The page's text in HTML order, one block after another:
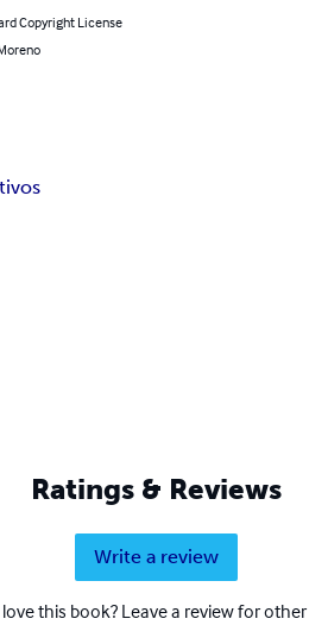
Copyright License
Ratings & Reviews
Write a review
this book? Leave a review for